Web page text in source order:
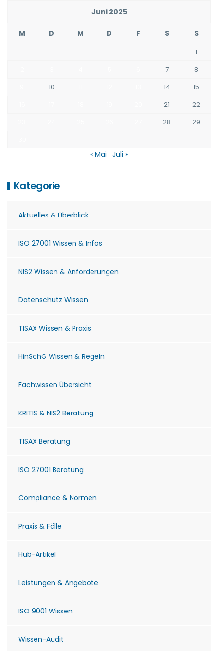
Juni 2025
M D M D F S S
1
7
8
10 14
15
21
22
28
29
« Mai Juli »
Kategorie
Aktuelles & Überblick
ISO 27001 Wissen & Infos
NIS2 Wissen & Anforderungen
Datenschutz Wissen
TISAX Wissen & Praxis
HinSchG Wissen & Regeln
Fachwissen Übersicht
KRITIS & NIS2 Beratung
TISAX Beratung
ISO 27001 Beratung
Compliance & Normen
Praxis & Fälle
Hub-Artikel
Leistungen & Angebote
ISO 9001 Wissen
Wissen-Audit